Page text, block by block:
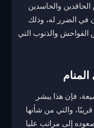
الحاقدين والحاسدين
في الضرر له، وذلك
الفواحش والذنوب التي
فإن هذا يبشر
والتي من شأنها
إلى مراتب عليا